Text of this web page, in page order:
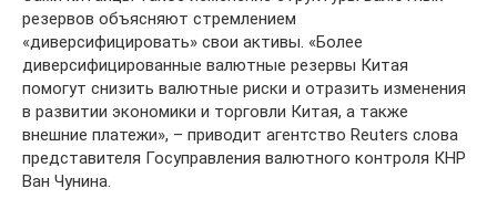
резервов объясняют стремлением
«диверсифицировать» свои активы. «Более
диверсифицированные валютные резервы Китая
помогут снизить валютные риски и отразить изменения
в развитии экономики и торговли Китая, а также
внешние платежи», – приводит агентство Reuters слова
представителя Госуправления валютного контроля КНР
Ван Чунина.